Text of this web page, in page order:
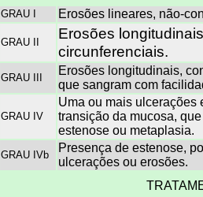
GRAU I Erosões lineares, não-
GRAU II
Erosões
circunferenciais.
GRAU III
Erosões longitudinais,
que sangram com
GRAU IV
Uma ou mais ulcerações
transição da mucosa,
estenose ou metaplasia.
GRAU IVb
Presença de estenose,
ulcerações ou erosões.